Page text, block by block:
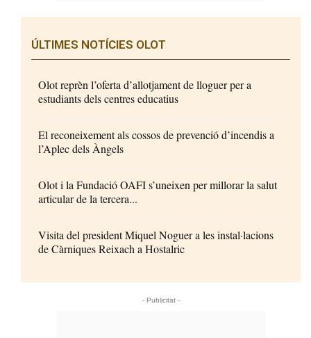
ÚLTIMES NOTÍCIES OLOT
Olot reprèn l’oferta d’allotjament de lloguer per a
estudiants dels centres educatius
El reconeixement als cossos de prevenció d’incendis a
l’Aplec dels Àngels
Olot i la Fundació OAFI s’uneixen per millorar la salut
articular de la tercera...
Visita del president Miquel Noguer a les instal·lacions
de Càrniques Reixach a Hostalric
- Publicitat -